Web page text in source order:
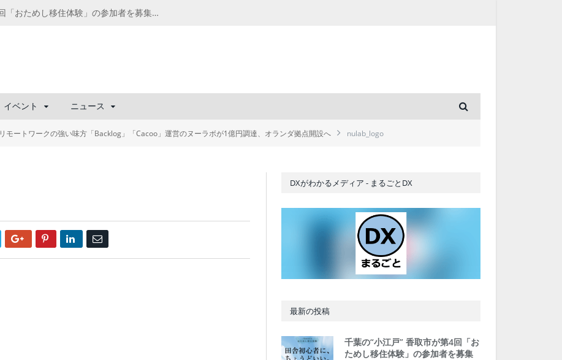
千葉の“小江戸” 香取市が第4回「おためし移住体験」の参加者を募集中！1人1泊2,000円を補助、築100年超の古民家に宿泊も
イベント ニュース
リモートワークの強い味方「Backlog」「Cacoo」運営のヌーラボが1億円調達、オランダ拠点開設へ nulab_logo
Google+ Pinterest LinkedIn
DXがわかるメディア - まるごとDX
最新の投稿
千葉の“小江戸” 香取市が第4回「お
ためし移住体験」の参加者を募集